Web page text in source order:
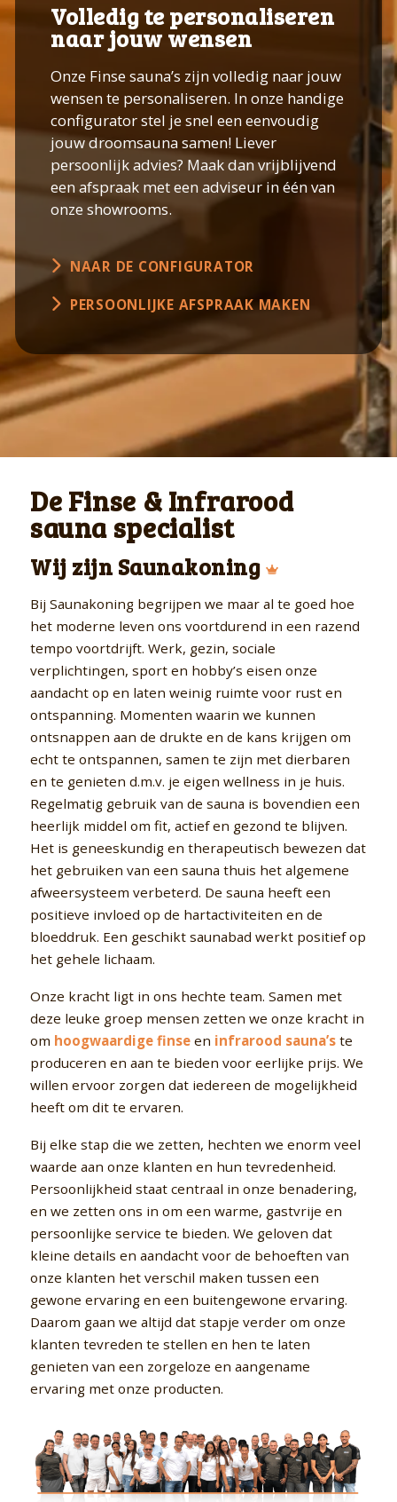
Volledig te personaliseren
naar jouw wensen
Onze Finse sauna’s zijn volledig naar jouw
wensen te personaliseren. In onze handige
configurator stel je snel een eenvoudig
jouw droomsauna samen! Liever
persoonlijk advies? Maak dan vrijblijvend
een afspraak met een adviseur in één van
onze showrooms.
NAAR DE CONFIGURATOR
PERSOONLIJKE AFSPRAAK MAKEN
De Finse & Infrarood
sauna specialist
Wij zijn Saunakoning
Bij Saunakoning begrijpen we maar al te goed hoe
het moderne leven ons voortdurend in een razend
tempo voortdrijft. Werk, gezin, sociale
verplichtingen, sport en hobby’s eisen onze
aandacht op en laten weinig ruimte voor rust en
ontspanning. Momenten waarin we kunnen
ontsnappen aan de drukte en de kans krijgen om
echt te ontspannen, samen te zijn met dierbaren
en te genieten d.m.v. je eigen wellness in je huis.
Regelmatig gebruik van de sauna is bovendien een
heerlijk middel om fit, actief en gezond te blijven.
Het is geneeskundig en therapeutisch bewezen dat
het gebruiken van een sauna thuis het algemene
afweersysteem verbeterd. De sauna heeft een
positieve invloed op de hartactiviteiten en de
bloeddruk. Een geschikt saunabad werkt positief op
het gehele lichaam.
Onze kracht ligt in ons hechte team. Samen met
deze leuke groep mensen zetten we onze kracht in
om hoogwaardige finse en infrarood sauna’s te
produceren en aan te bieden voor eerlijke prijs. We
willen ervoor zorgen dat iedereen de mogelijkheid
heeft om dit te ervaren.
Bij elke stap die we zetten, hechten we enorm veel
waarde aan onze klanten en hun tevredenheid.
Persoonlijkheid staat centraal in onze benadering,
en we zetten ons in om een warme, gastvrije en
persoonlijke service te bieden. We geloven dat
kleine details en aandacht voor de behoeften van
onze klanten het verschil maken tussen een
gewone ervaring en een buitengewone ervaring.
Daarom gaan we altijd dat stapje verder om onze
klanten tevreden te stellen en hen te laten
genieten van een zorgeloze en aangename
ervaring met onze producten.